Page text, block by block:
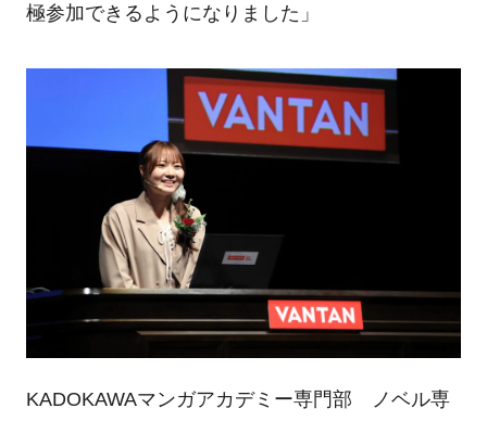
極参加できるようになりました」
KADOKAWAマンガアカデミー専門部 ノベル専